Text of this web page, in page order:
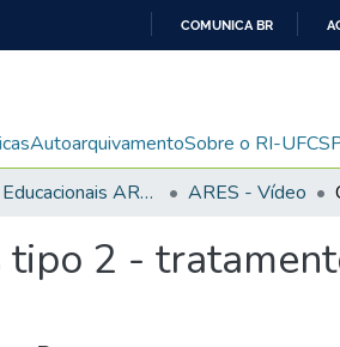
CONTEÚDO
COMUNICA BR
AutoarquivamentoSobre o RI-
Recursos Educacionais ARES/UNA-SUS ARES - Vídeo
tipo 2 -